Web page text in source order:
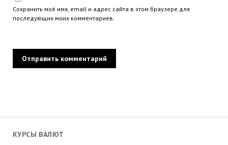
КУРСЫ ВАЛЮТ
Сохранить моё имя, email и адрес сайта в этом браузере для
последующих моих комментариев.